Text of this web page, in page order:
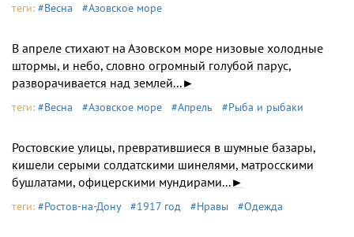
теги: #Весна #Азовское море
В апреле стихают на Азовском море низовые холодные
штормы, и небо, словно огромный голубой парус,
разворачивается над землей...►
теги: #Весна #Азовское море #Апрель #Рыба и рыбаки
Ростовские улицы, превратившиеся в шумные базары,
кишели серыми солдатскими шинелями, матросскими
бушлатами, офицерскими мундирами...►
теги: #Ростов-на-Дону #1917 год #Нравы #Одежда